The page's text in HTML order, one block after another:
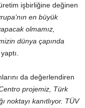
işbirliğine değinen
en büyük
olmamız,
dünya çapında
da değerlendiren
projemiz, Türk
noktayı kanıtlıyor. TÜV